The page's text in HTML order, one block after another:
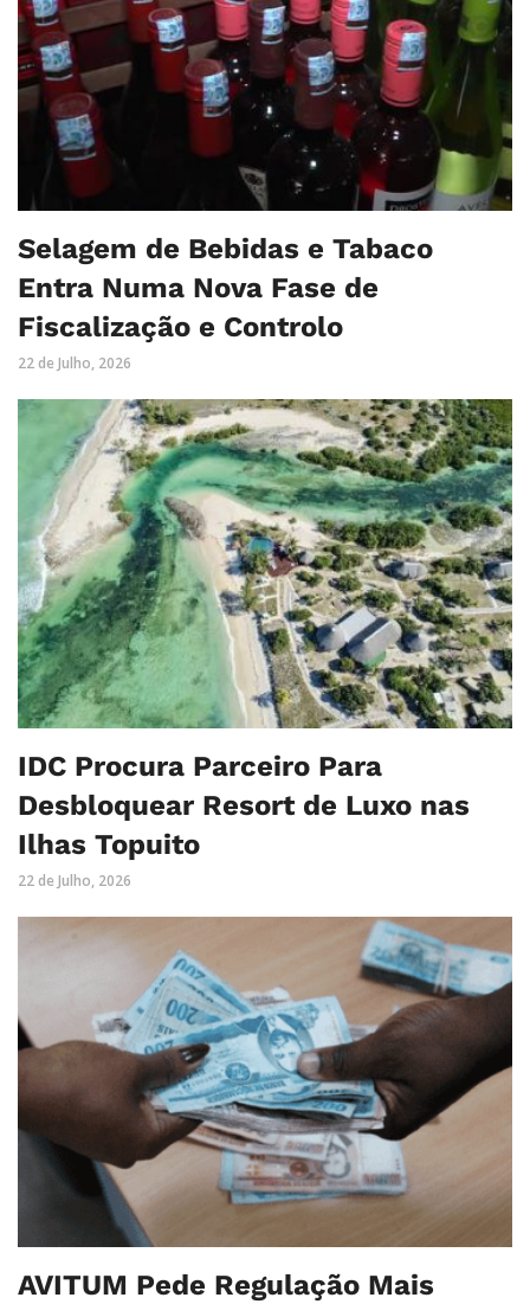
Selagem de Bebidas e Tabaco
Entra Numa Nova Fase de
Fiscalização e Controlo
22 de Julho, 2026
IDC Procura Parceiro Para
Desbloquear Resort de Luxo nas
Ilhas Topuito
22 de Julho, 2026
AVITUM Pede Regulação Mais